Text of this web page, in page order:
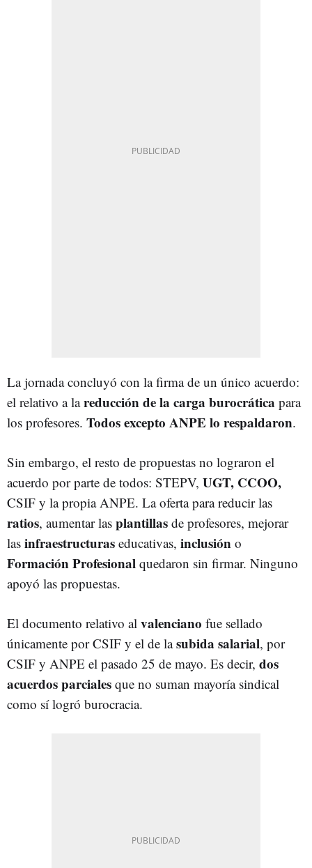
La jornada concluyó con la firma de un único acuerdo:
el relativo a lareducción de la carga burocrática para
los profesores. Todos excepto ANPE lo respaldaron.
Sin embargo, el resto de propuestas no lograron el
acuerdo por parte de todos: STEPV, UGT, CCOO,
CSIF y la propia ANPE. La oferta para reducir las
ratios, aumentar las plantillas de profesores, mejorar
las infraestructuras educativas, inclusión o
Formación Profesional quedaron sin firmar. Ninguno
apoyó las propuestas.
El documento relativo al valenciano fue sellado
únicamente por CSIF y el de lasubida salarial, por
CSIF y ANPE el pasado 25 de mayo. Es decir, dos
acuerdos parciales que no suman mayoría sindical
como sí logró burocracia.